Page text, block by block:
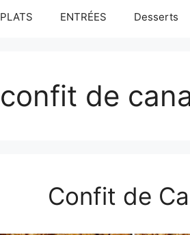
PLATS ENTRÉES Desserts
confit de
Confit de